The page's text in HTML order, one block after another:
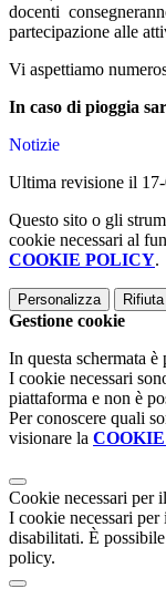
docenti
partecipazione alle
Vi aspettiamo
In caso di pioggia
Notizie
Ultima revisione il
Questo sito o gli
cookie necessari al
COOKIE POLICY.
Personalizza
Gestione cookie
In questa schermata
I cookie necessari
piattaforma e non è
Per conoscere quali
visionare la
Cookie necessari per
I cookie necessari per
disabilitati. È
policy.